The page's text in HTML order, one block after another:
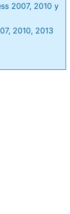
2007, 2010 y
2010, 2013